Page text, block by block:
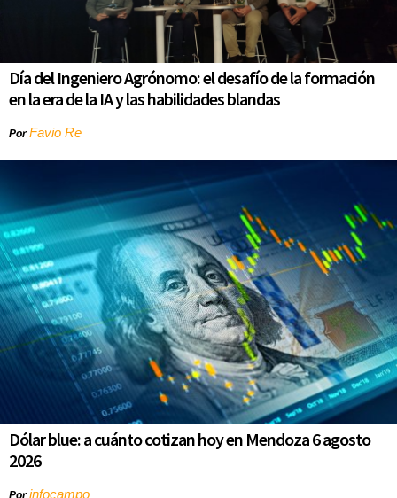
Día del Ingeniero Agrónomo: el desafío de la formación
en la era de la IA y las habilidades blandas
PorFavio Re
Dólar blue: a cuánto cotizan hoy en Mendoza 6 agosto
2026
infocampo